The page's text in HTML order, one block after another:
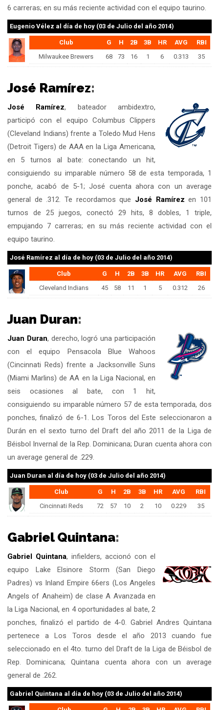
6 carreras; en su más reciente actividad con el equipo taurino.
Eugenio Vélez al día de hoy (03 de Julio del año 2014)
Club G H 2B 3B HR AVG
RBI
Milwaukee Brewers
68 73 16 1 6 0.313 35
José Ramírez:
José Ramírez, bateador ambidextro,
participó con el equipo Columbus Clippers
(Cleveland Indians) frente a Toledo Mud Hens
(Detroit Tigers) de AAA en la Liga Americana,
en 5 turnos al bate: conectando un hit,
consiguiendo su imparable número 58 de esta temporada, 1
ponche, acabó de 5-1; José cuenta ahora con un average
general de .312. Te recordamos que José Ramírez en 101
turnos de 25 juegos, conectó 29 hits, 8 dobles, 1 triple,
empujando 7 carreras; en su más reciente actividad con el
equipo taurino.
José Ramírez al día de hoy (03 de Julio del año 2014)
Club G H 2B 3B HR AVG
RBI
Cleveland Indians
45 58 11 1 5 0.312 26
Juan Duran:
Juan Duran, derecho, logró una participación
con el equipo Pensacola Blue Wahoos
(Cincinnati Reds) frente a Jacksonville Suns
(Miami Marlins) de AA en la Liga Nacional, en
seis ocasiones al bate, con 1 hit,
consiguiendo su imparable número 57 de esta temporada, dos
ponches, finalizó de 6-1. Los Toros del Este seleccionaron a
Durán en el sexto turno del Draft del año 2011 de la Liga de
Béisbol Invernal de la Rep. Dominicana; Duran cuenta ahora con
un average general de .229.
Juan Duran al día de hoy (03 de Julio del año 2014)
Club G H 2B 3B HR AVG
RBI
Cincinnati Reds
72 57 10 2 10 0.229 35
Gabriel Quintana:
Gabriel Quintana, infielders, accionó con el
equipo Lake Elsinore Storm (San Diego
Padres) vs Inland Empire 66ers (Los Angeles
Angels of Anaheim) de clase A Avanzada en
la Liga Nacional, en 4 oportunidades al bate, 2
ponches, finalizó el partido de 4-0. Gabriel Andres Quintana
pertenece a Los Toros desde el año 2013 cuando fue
seleccionado en el 4to. turno del Draft de la Liga de Béisbol de
Rep. Dominicana; Quintana cuenta ahora con un average
general de .262.
Gabriel Quintana al día de hoy (03 de Julio del año 2014)